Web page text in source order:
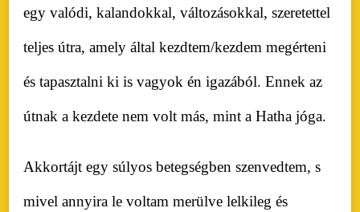
egy valódi, kalandokkal, változásokkal, szeretettel
teljes útra, amely által kezdtem/kezdem megérteni
és tapasztalni ki is vagyok én igazából. Ennek az
útnak a kezdete nem volt más, mint a Hatha jóga.
Akkortájt egy súlyos betegségben szenvedtem, s
mivel annyira le voltam merülve lelkileg és